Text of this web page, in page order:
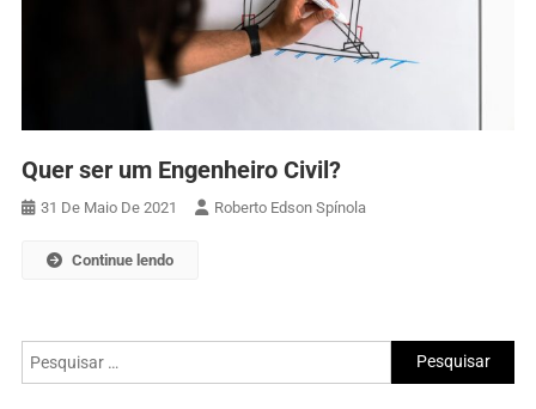
Quer ser um Engenheiro Civil?
31 De Maio De 2021 Roberto Edson Spínola
Continue lendo
Pesquisar
por: